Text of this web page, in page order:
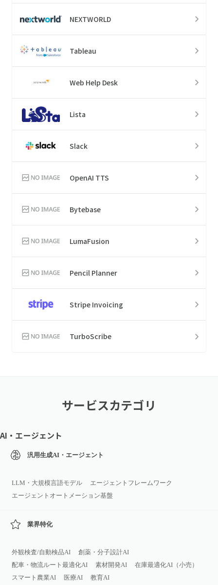
NEXTWORLD
Tableau
Web Help Desk
Lista
Slack
OpenAI TTS
Bytebase
LumaFusion
Pencil Planner
Stripe Invoicing
TurboScribe
サービスカテゴリ
AI・エージェント
汎用生成AI・エージェント
LLM・大規模言語モデル
エージェントフレームワーク
エージェントオートメーション基盤
業界特化
外観検査/自動検品AI
創薬・分子設計AI
配車・物流ルート最適化AI
素材開発AI
在庫最適化AI（小売）
スマート農業AI
医療AI 教育AI